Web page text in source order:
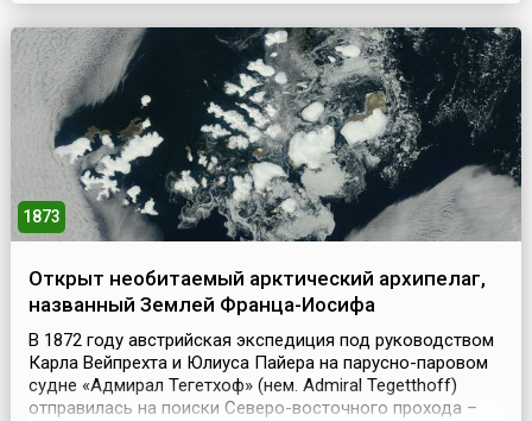
надвигающейся опасности. В 1721 году Петр I...
1873
Открыт необитаемый арктический архипелаг,
названный Землей Франца-Иосифа
В 1872 году австрийская экспедиция под руководством
Карла Вейпрехта и Юлиуса Пайера на парусно-паровом
судне «Адмирал Тегетхоф» (нем. Admiral Tegetthoff)
отправилась на поиски Северо-восточного прохода –